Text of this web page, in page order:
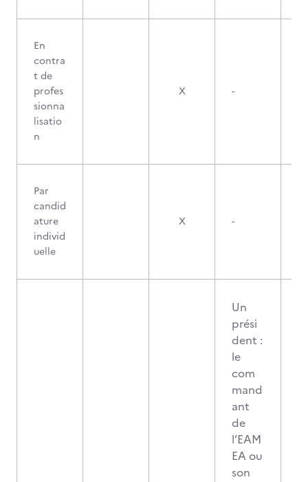
En
contra
t de
profes
sionna
lisatio
n
X -
Par
candid
ature
individ
uelle
X -
Un
prési
dent :
le
com
mand
ant
de
l’EAM
EA ou
son